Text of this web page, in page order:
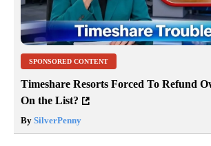
SPONSORED CONTENT
Timeshare Resorts Forced To Refund
On the List?
By SilverPenny